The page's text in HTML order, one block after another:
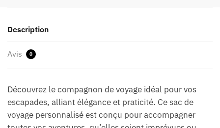
Description
Avis 0
Découvrez le compagnon de voyage idéal pour vos
escapades, alliant élégance et praticité. Ce sac de
voyage personnalisé est conçu pour accompagner